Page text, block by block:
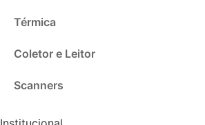
Térmica
Coletor e Leitor
Scanners